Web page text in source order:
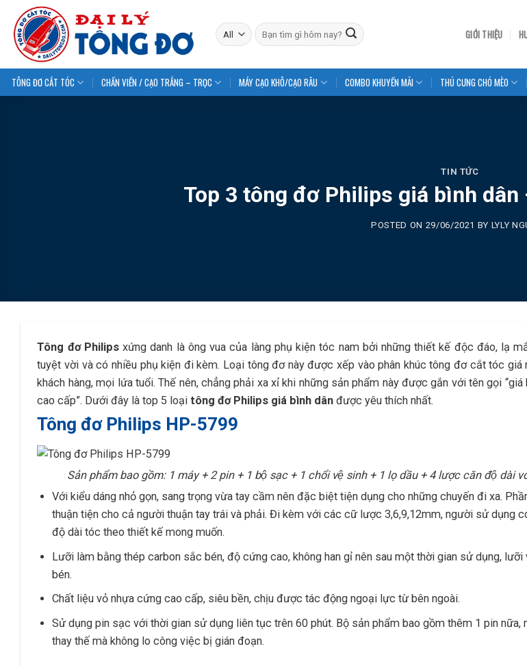
content
Tìm
kiếm:
GIỚI THIỆU
TÔNG ĐƠ CẮT TÓC CHẤN VIỀN / CẠO TRẮNG – TRỌC MÁY CẠO KHÔ/CẠO RÂU COMBO KHUYẾN MÃI THÚ CƯNG CHÓ MÈO
TIN TỨC
Top 3 tông đơ Philips giá bình
POSTED ON 29/06/2021 BY LYLY
Tông đơ Philipsxứng danh là ông vua của làng phụ kiện tóc nam bởi những thiết kế độc đáo, lạ
tuyệt vời và có nhiều phụ kiện đi kèm. Loại tông đơ này được xếp vào phân khúc tông đơ cắt tóc giá
khách hàng, mọi lứa tuổi. Thế nên, chẳng phải xa xỉ khi những sản phẩm này được gắn với tên gọi
cao cấp”. Dưới đây là top 5 loại tông đơ Philips giá bình dân được yêu thích nhất.
Tông đơ Philips HP-5799
Sản phẩm bao gồm: 1 máy + 2 pin + 1 bộ sạc + 1 chổi vệ sinh + 1 lọ dầu + 4 lược căn độ dài
Với kiểu dáng nhỏ gọn, sang trọng vừa tay cầm nên đặc biệt tiện dụng cho những chuyến đi xa.
thuận tiện cho cả người thuận tay trái và phải. Đi kèm với các cữ lược 3,6,9,12mm, người sử dụng
độ dài tóc theo thiết kế mong muốn.
Lưỡi làm bằng thép carbon sắc bén, độ cứng cao, không han gỉ nên sau một thời gian sử dụng,
bén.
Chất liệu vỏ nhựa cứng cao cấp, siêu bền, chịu được tác động ngoại lực từ bên ngoài.
Sử dụng pin sạc với thời gian sử dụng liên tục trên 60 phút. Bộ sản phẩm bao gồm thêm 1 pin nữa,
thay thế mà không lo công việc bị gián đoạn.